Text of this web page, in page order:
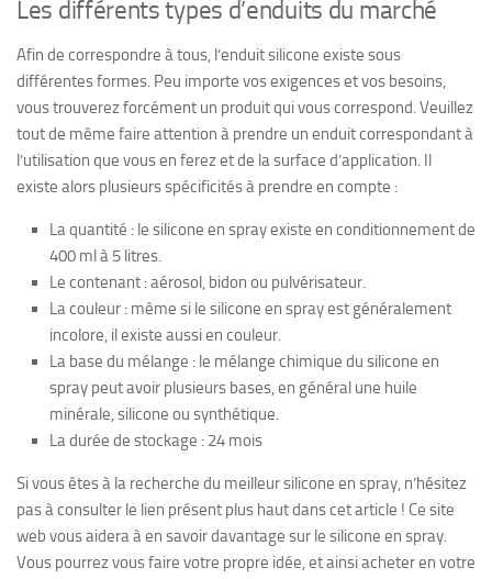
Les différents types d’enduits du marché
Afin de correspondre à tous, l’enduit silicone existe sous
différentes formes. Peu importe vos exigences et vos besoins,
vous trouverez forcément un produit qui vous correspond. Veuillez
tout de même faire attention à prendre un enduit correspondant à
l’utilisation que vous en ferez et de la surface d’application. Il
existe alors plusieurs spécificités à prendre en compte :
La quantité : le silicone en spray existe en conditionnement de
400 ml à 5 litres.
Le contenant : aérosol, bidon ou pulvérisateur.
La couleur : même si le silicone en spray est généralement
incolore, il existe aussi en couleur.
La base du mélange : le mélange chimique du silicone en
spray peut avoir plusieurs bases, en général une huile
minérale, silicone ou synthétique.
La durée de stockage : 24 mois
Si vous êtes à la recherche du meilleur silicone en spray, n’hésitez
pas à consulter le lien présent plus haut dans cet article ! Ce site
web vous aidera à en savoir davantage sur le silicone en spray.
Vous pourrez vous faire votre propre idée, et ainsi acheter en votre